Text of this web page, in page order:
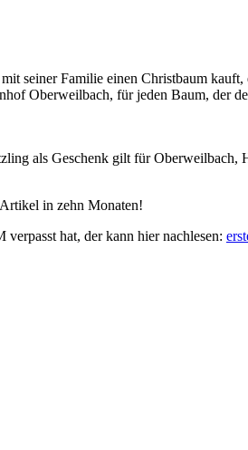
seiner Familie einen Christbaum
Oberweilbach, für jeden Baum, der
als Geschenk gilt für Oberweilbach,
in zehn Monaten!
hat, der kann hier nachlesen: